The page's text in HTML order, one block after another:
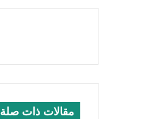
مقالات ذات صلة